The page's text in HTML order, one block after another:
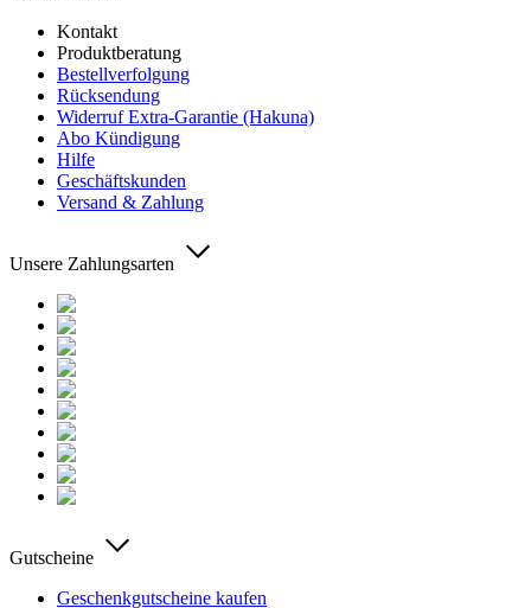
Kontakt
Produktberatung
Bestellverfolgung
Rücksendung
Widerruf Extra-Garantie (Hakuna)
Abo Kündigung
Hilfe
Geschäftskunden
Versand & Zahlung
Unsere Zahlungsarten
Gutscheine
Geschenkgutscheine kaufen